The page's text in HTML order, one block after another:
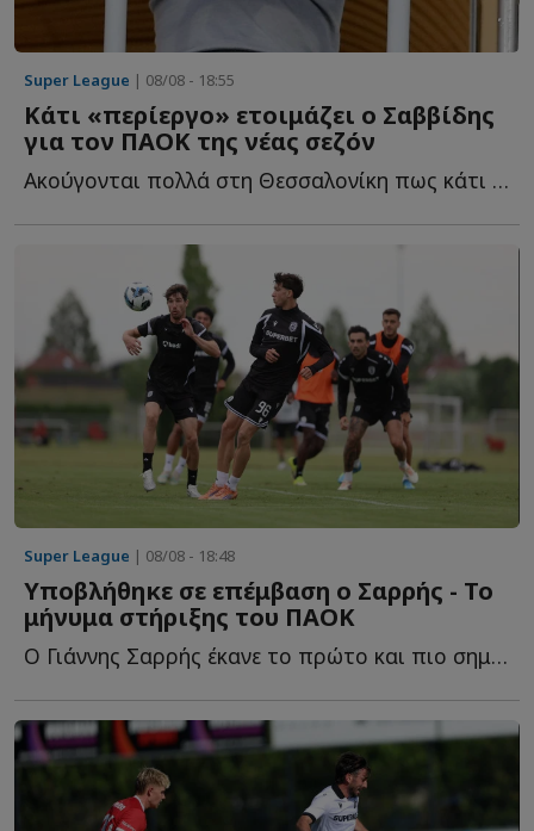
Super League | 08/08 - 18:55
Κάτι «περίεργο» ετοιμάζει ο Σαββίδης
για τον ΠΑΟΚ της νέας σεζόν
Ακούγονται πολλά στη Θεσσαλονίκη πως κάτι «περίεργο» ε...
Super League | 08/08 - 18:48
Υποβλήθηκε σε επέμβαση ο Σαρρής - Το
μήνυμα στήριξης του ΠΑΟΚ
Ο Γιάννης Σαρρής έκανε το πρώτο και πιο σημαντικό βήμα σ...